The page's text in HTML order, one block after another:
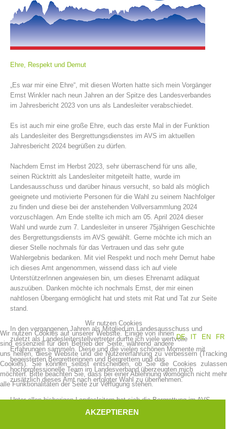
Vereinsgeschichte
Bergrettungsstellen
Ehre, Respekt und Demut
„Es war mir eine Ehre“, mit diesen Worten hatte sich mein Vorgänger
Ernst Winkler nach neun Jahren an der Spitze des Landesverbandes
im Jahresbericht 2023 von uns als Landesleiter verabschiedet.
Es ist auch mir eine große Ehre, euch das erste Mal in der Funktion
als Landesleiter des Bergrettungsdienstes im AVS im aktuellen
Jahresbericht 2024 begrüßen zu dürfen.
Nachdem Ernst im Herbst 2023, sehr überraschend für uns alle,
seinen Rücktritt als Landesleiter mitgeteilt hatte, wurde im
Landesausschuss und darüber hinaus versucht, so bald als möglich
geeignete und motivierte Personen für die Wahl zu seinem Nachfolger
zu finden und diese bei der anstehenden Vollversammlung 2024
vorzuschlagen. Am Ende stellte ich mich am 05. April 2024 dieser
Wahl und wurde zum 7. Landesleiter in unserer 75jährigen Geschichte
des Bergrettungsdiensts im AVS gewählt. Gerne möchte ich mich an
dieser Stelle nochmals für das Vertrauen und das sehr gute
Wahlergebnis bedanken. Mit viel Respekt und noch mehr Demut habe
ich dieses Amt angenommen, wissend dass ich auf viele
UnterstützerInnen angewiesen bin, um dieses Ehrenamt adäquat
auszuüben. Danken möchte ich nochmals Ernst, der mir einen
nahtlosen Übergang ermöglicht hat und stets mit Rat und Tat zur Seite
stand.
In den vergangenen Jahren als Mitglied im Landesausschuss und
zuletzt als Landesleiterstellvertreter durfte ich viele wertvolle
Erfahrungen sammeln. Diese und die vielen schönen Momente mit
begeisterten Bergretterinnen und Bergrettern und das
hochprofessionelle Team im Landesverband überzeugten mich
zusätzlich dieses Amt nach erfolgter Wahl zu übernehmen.
Unter allen bisherigen Landesleitern hat sich die Bergrettung im AVS
stets weiterentwickelt. In diese Fußstapfen zu treten ist wahrlich eine
Wir nutzen Cookies
DE
IT EN FR
Wir nutzen Cookies auf unserer Website. Einige von ihnen
sind essenziell für den Betrieb der Seite, während andere
uns helfen, diese Website und die Nutzererfahrung zu verbessern (Tracking
Cookies). Sie können selbst entscheiden, ob Sie die Cookies zulassen
möchten. Bitte beachten Sie, dass bei einer Ablehnung womöglich nicht mehr
alle Funktionalitäten der Seite zur Verfügung stehen.
AKZEPTIEREN